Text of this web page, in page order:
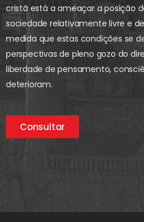
cristã está a ameaçar a posição
sociedade relativamente livre e
medida que estas condições se
perspectivas de pleno gozo do
liberdade de pensamento,
deterioram.
Consultar